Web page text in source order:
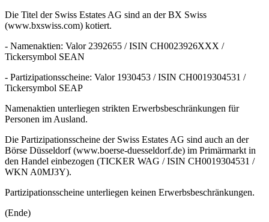
Die Titel der Swiss Estates AG sind an der BX Swiss
(www.bxswiss.com) kotiert.
- Namenaktien: Valor 2392655 / ISIN CH0023926XXX /
Tickersymbol SEAN
- Partizipationsscheine: Valor 1930453 / ISIN CH0019304531 /
Tickersymbol SEAP
Namenaktien unterliegen strikten Erwerbsbeschränkungen für
Personen im Ausland.
Die Partizipationsscheine der Swiss Estates AG sind auch an der
Börse Düsseldorf (www.boerse-duesseldorf.de) im Primärmarkt in
den Handel einbezogen (TICKER WAG / ISIN CH0019304531 /
WKN A0MJ3Y).
Partizipationsscheine unterliegen keinen Erwerbsbeschränkungen.
(Ende)